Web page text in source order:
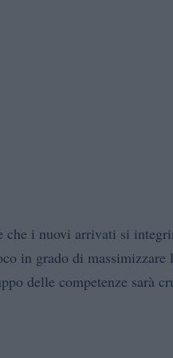
che i nuovi arrivati si
in grado di massimizzare
delle competenze sarà